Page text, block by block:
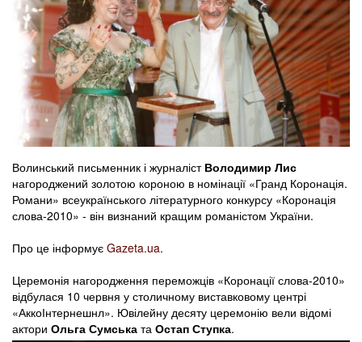
Волинський письменник і журналіст Володимир Лис
нагороджений золотою короною в номінації «Гранд Коронація.
Романи» всеукраїнського літературного конкурсу «Коронація
слова-2010» - він визнаний кращим романістом України.
Про це інформує Gazeta.ua.
Церемонія нагородження переможців «Коронації слова-2010»
відбулася 10 червня у столичному виставковому центрі
«АккоІнтернешнл». Ювілейну десяту церемонію вели відомі
актори Ольга Сумська та Остап Ступка.